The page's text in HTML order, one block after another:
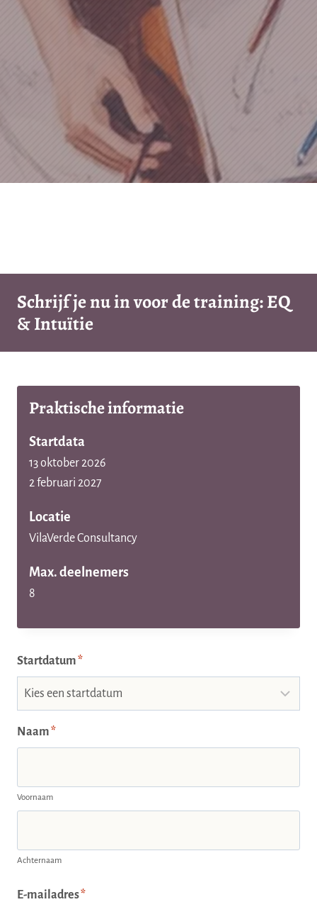
Schrijf je nu in voor de training: EQ
& Intuïtie
Praktische informatie
Startdata
13 oktober 2026
2 februari 2027
Locatie
VilaVerde Consultancy
Max. deelnemers
8
Startdatum*
Naam*
Voornaam
Achternaam
E-mailadres*